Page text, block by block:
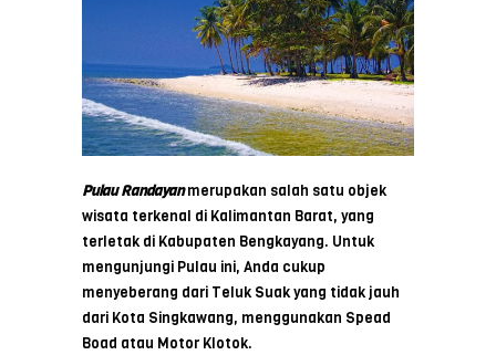
Pulau Randayanmerupakan salah satu objek
wisata terkenal di Kalimantan Barat, yang
terletak di Kabupaten Bengkayang. Untuk
mengunjungi Pulau ini, Anda cukup
menyeberang dari Teluk Suak yang tidak jauh
dari Kota Singkawang, menggunakan Spead
Boad atau Motor Klotok.